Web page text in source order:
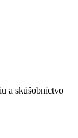
a skúšobníctvo